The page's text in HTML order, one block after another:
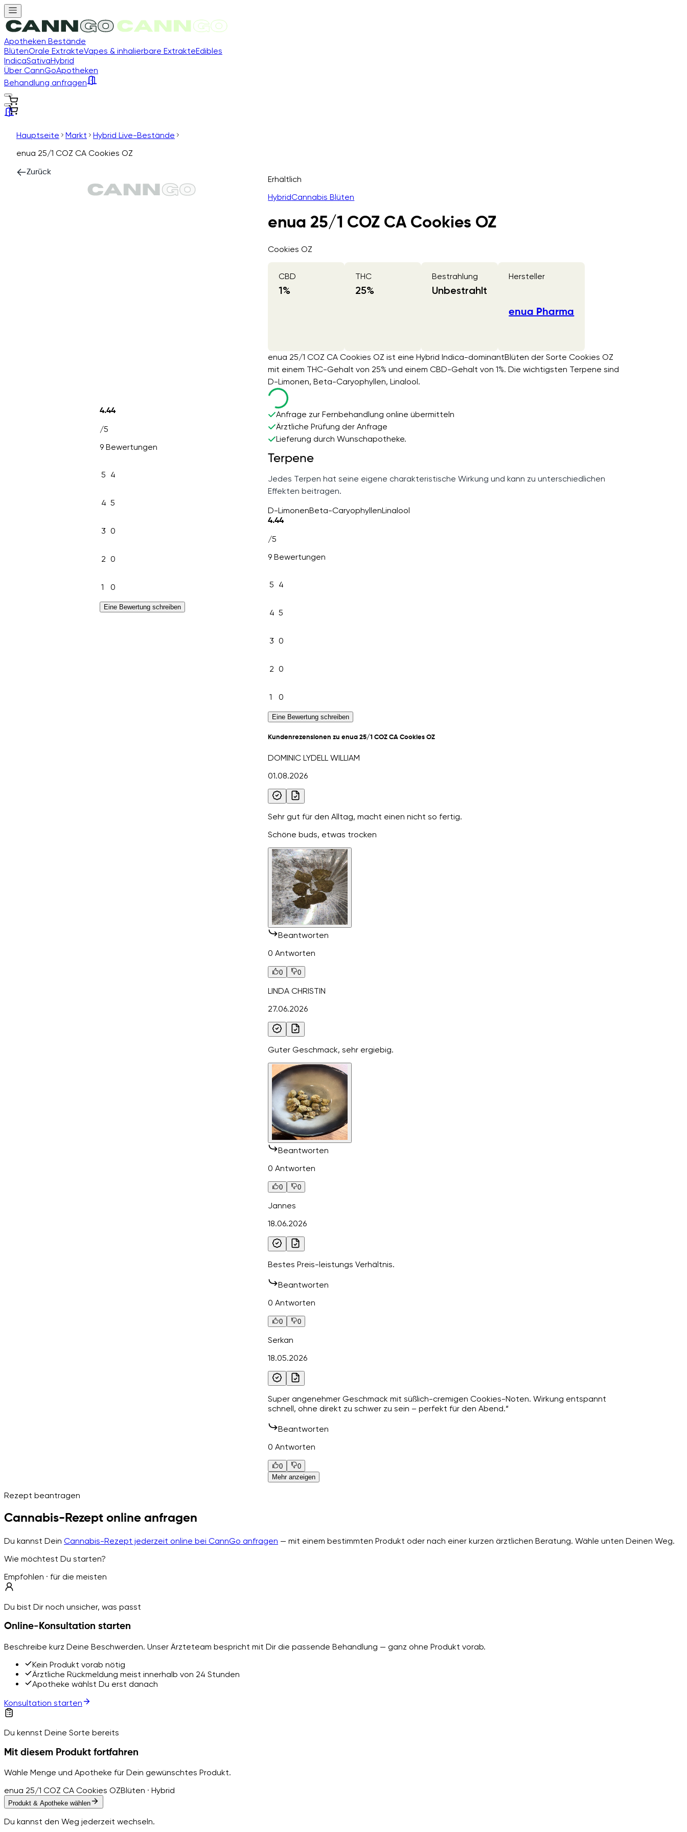
Apotheken Bestände
BlütenOrale ExtrakteVapes & inhalierbare ExtrakteEdibles
IndicaSativaHybrid
Über CannGoApotheken
Behandlung anfragen
Hauptseite Markt
Hybrid Live-Bestände
enua 25/1 COZ CA Cookies OZ
Zurück
4.44
/5
9 Bewertungen
5 4
4 5
3 0
2 0
1 0
Eine Bewertung schreiben
Erhältlich
HybridCannabis Blüten
enua 25/1 COZ CA Cookies OZ
Cookies OZ
CBD
1%
THC
25%
Bestrahlung
Unbestrahlt
Hersteller
enua Pharma
enua 25/1 COZ CA Cookies OZ ist eine Hybrid Indica-dominantBlüten der Sorte Cookies OZ
mit einem THC-Gehalt von 25% und einem CBD-Gehalt von 1%. Die wichtigsten Terpene sind
D-Limonen, Beta-Caryophyllen, Linalool.
Anfrage zur Fernbehandlung online übermitteln
Ärztliche Prüfung der Anfrage
Lieferung durch Wunschapotheke.
Terpene
Jedes Terpen hat seine eigene charakteristische Wirkung und kann zu unterschiedlichen
Effekten beitragen.
D-LimonenBeta-CaryophyllenLinalool
4.44
/5
9 Bewertungen
5 4
4 5
3 0
2 0
1 0
Eine Bewertung schreiben
Kundenrezensionen zu enua 25/1 COZ CA Cookies OZ
DOMINIC LYDELL WILLIAM
01.08.2026
Sehr gut für den Alltag, macht einen nicht so fertig.
Schöne buds, etwas trocken
Beantworten
0 Antworten
0 0
LINDA CHRISTIN
27.06.2026
Guter Geschmack, sehr ergiebig.
Beantworten
0 Antworten
0 0
Jannes
18.06.2026
Bestes Preis-leistungs Verhältnis.
Beantworten
0 Antworten
0 0
Serkan
18.05.2026
Super angenehmer Geschmack mit süßlich-cremigen Cookies-Noten. Wirkung entspannt
schnell, ohne direkt zu schwer zu sein – perfekt für den Abend.“
Beantworten
0 Antworten
0
0
Mehr anzeigen
Rezept beantragen
Cannabis-Rezept online anfragen
Du kannst Dein Cannabis-Rezept jederzeit online bei CannGo anfragen — mit einem bestimmten Produkt oder nach einer kurzen ärztlichen Beratung. Wähle unten Deinen Weg.
Wie möchtest Du starten?
Empfohlen · für die meisten
Du bist Dir noch unsicher, was passt
Online-Konsultation starten
Beschreibe kurz Deine Beschwerden. Unser Ärzteteam bespricht mit Dir die passende Behandlung — ganz ohne Produkt vorab.
Kein Produkt vorab nötig
Ärztliche Rückmeldung meist innerhalb von 24 Stunden
Apotheke wählst Du erst danach
Konsultation starten
Du kennst Deine Sorte bereits
Mit diesem Produkt fortfahren
Wähle Menge und Apotheke für Dein gewünschtes Produkt.
enua 25/1 COZ CA Cookies OZBlüten · Hybrid
Produkt & Apotheke wählen
Du kannst den Weg jederzeit wechseln.